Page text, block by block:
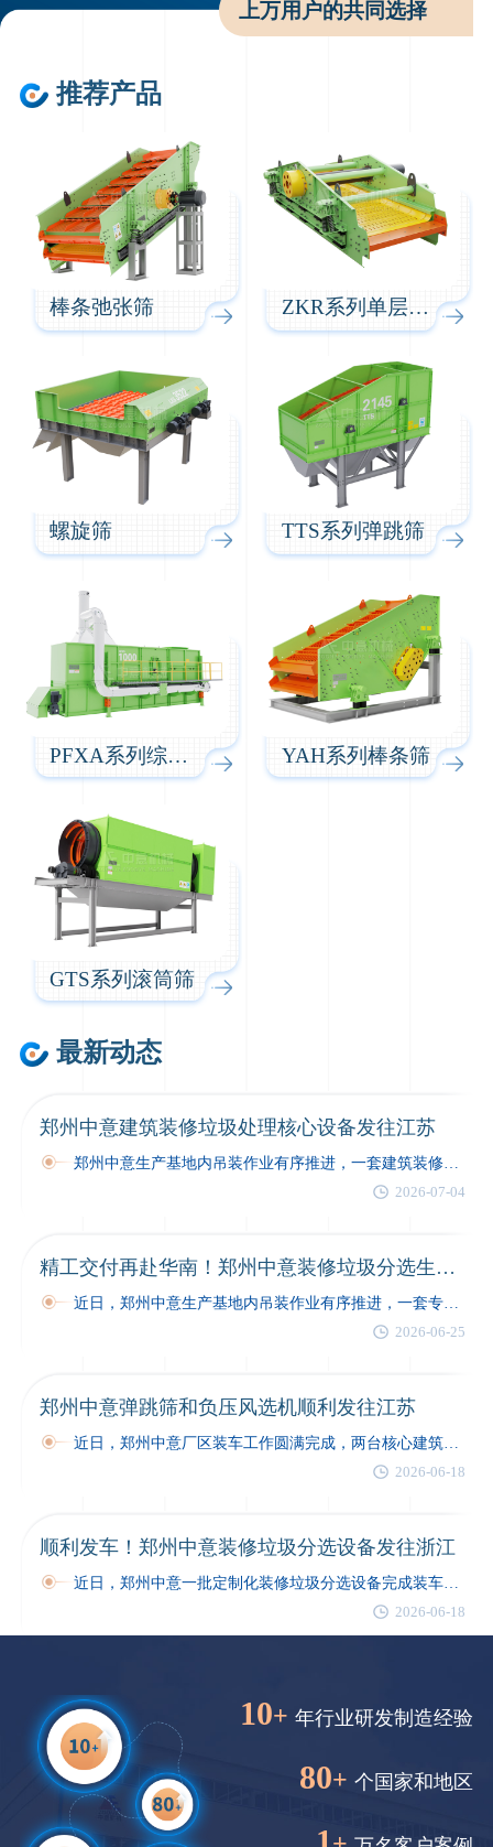
上万用户的共同选择
推荐产品
棒条弛张筛 ZKR系列单层驰张筛
螺旋筛 TTS系列弹跳筛
PFXA系列综合风选机 YAH系列棒条筛
GTS系列滚筒筛
最新动态
郑州中意建筑装修垃圾处理核心设备发往江苏
郑州中意生产基地内吊装作业有序推进，一套建筑装修垃圾处理核心设备完成全项出厂质检，装车固定后正式启程发往江苏项目现场。本次交付的反击式破碎机与集…
2026-07-04
精工交付再赴华南！郑州中意装修垃圾分选生产线发往广东
近日，郑州中意生产基地内吊装作业有序推进，一套专为广东客户定制的装修垃圾分选生产线完成全项出厂质检，完成装车固定后正式启程，奔赴项目现场…
2026-06-25
郑州中意弹跳筛和负压风选机顺利发往江苏
近日，郑州中意厂区装车工作圆满完成，两台核心建筑垃圾分选设备顺利发车，奔赴江苏建筑垃圾技改项目现场…
2026-06-18
顺利发车！郑州中意装修垃圾分选设备发往浙江
近日，郑州中意一批定制化装修垃圾分选设备完成装车，顺利发往浙江客户现场，助力当地装修垃圾规范化分选与资源化再利用工作有序开展。…
2026-06-18
10+ 年行业研发制造经验
80+ 个国家和地区